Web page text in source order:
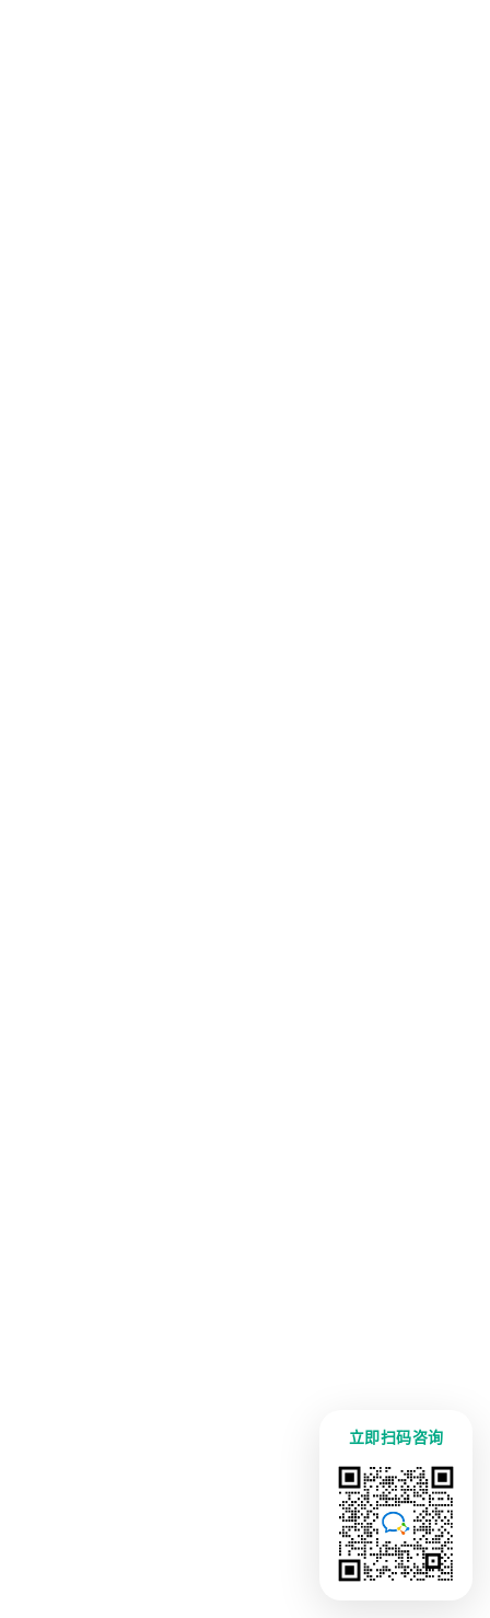
立即扫码咨询